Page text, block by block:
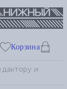
Корзина